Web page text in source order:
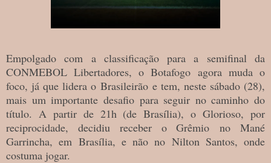
Empolgado com a classificação para a semifinal da
CONMEBOL Libertadores, o Botafogo agora muda o
foco, já que lidera o Brasileirão e tem, neste sábado (28),
mais um importante desafio para seguir no caminho do
título. A partir de 21h (de Brasília), o Glorioso, por
reciprocidade, decidiu receber o Grêmio no Mané
Garrincha, em Brasília, e não no Nilton Santos, onde
costuma jogar.